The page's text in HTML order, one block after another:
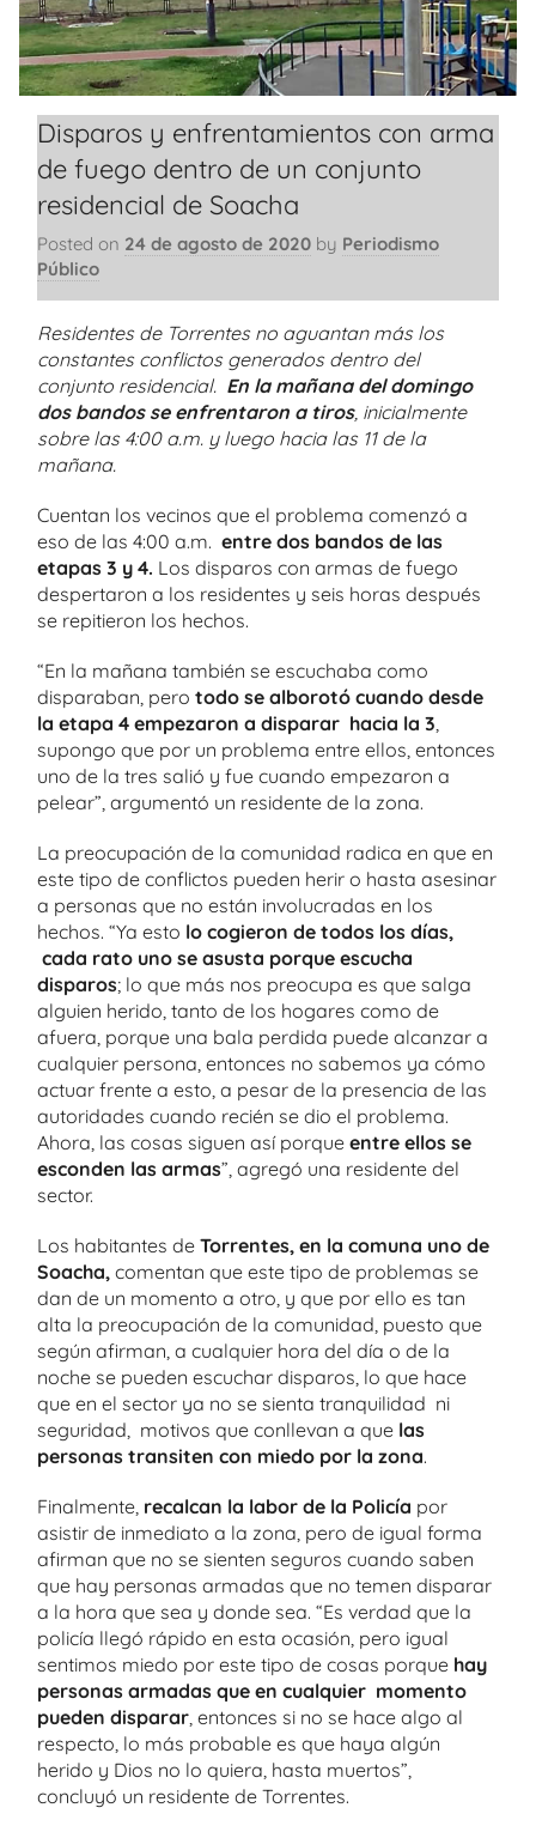
Disparos y enfrentamientos con arma
de fuego dentro de un conjunto
residencial de Soacha
Posted on 24 de agosto de 2020 by Periodismo
Público
Residentes de Torrentes no aguantan más los
constantes conflictos generados dentro del
conjunto residencial. En la mañana del domingo
dos bandos se enfrentaron a tiros, inicialmente
sobre las 4:00 a.m. y luego hacia las 11 de la
mañana.
Cuentan los vecinos que el problema comenzó a
eso de las 4:00 a.m. entre dos bandos de las
etapas 3 y 4. Los disparos con armas de fuego
despertaron a los residentes y seis horas después
se repitieron los hechos.
“En la mañana también se escuchaba como
disparaban, pero todo se alborotó cuando desde
la etapa 4 empezaron a disparar hacia la 3
supongo que por un problema entre ellos, entonces
uno de la tres salió y fue cuando empezaron a
pelear”, argumentó un residente de la zona.
La preocupación de la comunidad radica en que en
este tipo de conflictos pueden herir o hasta asesinar
a personas que no están involucradas en los
hechos. “Ya esto lo cogieron de todos los días,
cada rato uno se asusta porque escucha
disparos; lo que más nos preocupa es que salga
alguien herido, tanto de los hogares como de
afuera, porque una bala perdida puede alcanzar a
cualquier persona, entonces no sabemos ya cómo
actuar frente a esto, a pesar de la presencia de las
autoridades cuando recién se dio el problema.
Ahora, las cosas siguen así porque entre ellos se
esconden las armas”, agregó una residente del
sector.
Los habitantes de Torrentes, en la comuna uno de
Soacha, comentan que este tipo de problemas se
dan de un momento a otro, y que por ello es tan
alta la preocupación de la comunidad, puesto que
según afirman, a cualquier hora del día o de la
noche se pueden escuchar disparos, lo que hace
que en el sector ya no se sienta tranquilidad ni
seguridad, motivos que conllevan a que las
personas transiten con miedo por la zona.
Finalmente, recalcan la labor de la Policía por
asistir de inmediato a la zona, pero de igual forma
afirman que no se sienten seguros cuando saben
que hay personas armadas que no temen disparar
a la hora que sea y donde sea. “Es verdad que la
policía llegó rápido en esta ocasión, pero igual
sentimos miedo por este tipo de cosas porque hay
personas armadas que en cualquier momento
pueden disparar , entonces si no se hace algo al
respecto, lo más probable es que haya algún
herido y Dios no lo quiera, hasta muertos”,
concluyó un residente de Torrentes.